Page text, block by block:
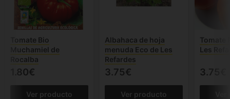
Tomate Bio
Muchamiel de
Rocalba
1.80€
Ver producto
Albahaca de hoja
menuda Eco de Les
Refardes
3.75€
Ver producto
Tomate
Les
3.75€